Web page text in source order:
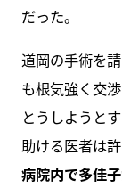
だった。
道岡の手術を
も根気強く交
とうしようと
助ける医者は
病院内で多佳